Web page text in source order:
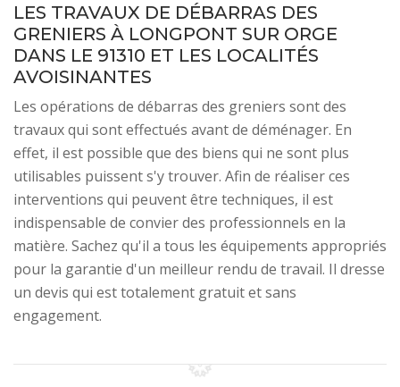
LES TRAVAUX DE DÉBARRAS DES
GRENIERS À LONGPONT SUR ORGE
DANS LE 91310 ET LES LOCALITÉS
AVOISINANTES
Les opérations de débarras des greniers sont des
travaux qui sont effectués avant de déménager. En
effet, il est possible que des biens qui ne sont plus
utilisables puissent s'y trouver. Afin de réaliser ces
interventions qui peuvent être techniques, il est
indispensable de convier des professionnels en la
matière. Sachez qu'il a tous les équipements appropriés
pour la garantie d'un meilleur rendu de travail. Il dresse
un devis qui est totalement gratuit et sans
engagement.